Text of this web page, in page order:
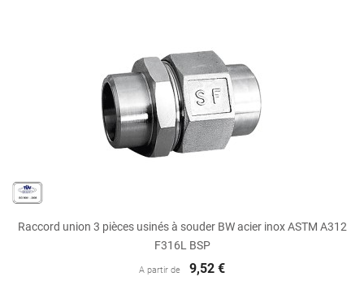
Raccord union 3 pièces usinés à souder BW acier inox ASTM A312
F316L BSP
A partir de 9,52 €